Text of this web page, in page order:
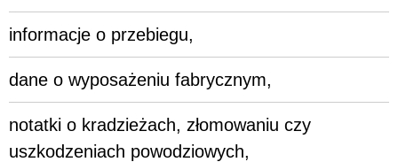
informacje o przebiegu,
dane o wyposażeniu fabrycznym,
notatki o kradzieżach, złomowaniu czy
uszkodzeniach powodziowych,